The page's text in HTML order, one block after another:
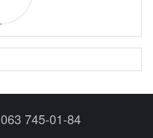
063 745-01-84